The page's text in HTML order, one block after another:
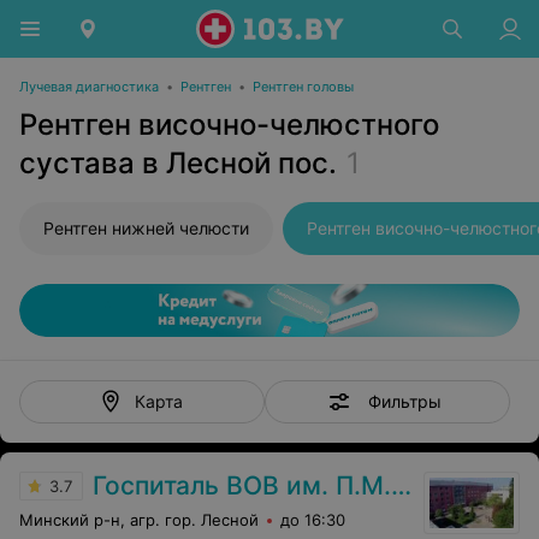
Лучевая диагностика • Рентген • Рентген головы
Рентген височно-челюстного
сустава в Лесной пос. 1
Рентген нижней челюсти
Карта Фильтры
3.7 Госпиталь ВОВ им. П.М. Машерова
Минский р-н, агр. гор. Лесной до 16:30